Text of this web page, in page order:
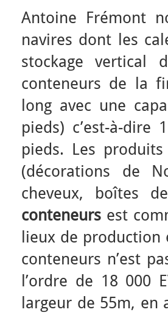
Antoine Frémont
navires dont les
stockage vertical
conteneurs de la
long avec une
pieds) c’est-à-dire
pieds. Les
(décorations de
cheveux, boîtes
conteneurs est
lieux de
conteneurs n’est
l’ordre de 18 000
largeur de 55m, en